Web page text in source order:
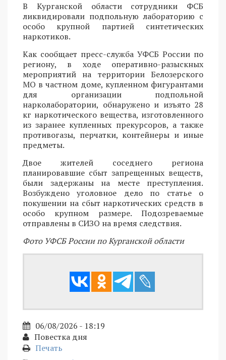
В Курганской области сотрудники ФСБ
ликвидировали подпольную лабораторию с
особо крупной партией синтетических
наркотиков.
Как сообщает пресс-служба УФСБ России по
региону, в ходе оперативно-разыскных
мероприятий на территории Белозерского
МО в частном доме, купленном фигурантами
для организации подпольной
нарколаборатории, обнаружено и изъято 28
кг наркотического вещества, изготовленного
из заранее купленных прекурсоров, а также
противогазы, перчатки, контейнеры и иные
предметы.
Двое жителей соседнего региона
планировавшие сбыт запрещенных веществ,
были задержаны на месте преступления.
Возбуждено уголовное дело по статье о
покушении на сбыт наркотических средств в
особо крупном размере. Подозреваемые
отправлены в СИЗО на время следствия.
Фото УФСБ России по Курганской области
06/08/2026 - 18:19
Повестка дня
Печать